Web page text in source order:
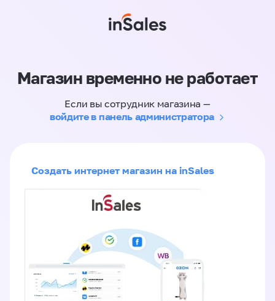
Магазин временно не работает
Если вы сотрудник магазина —
войдите в панель администратора
Создать интернет магазин на inSales